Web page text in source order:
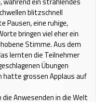
blitzschnell
Pausen, eine ruhige,
bringen viel eher ein
Stimme. Aus dem
lernten die Teilnehmer
Übungen
hatte grossen Applaus auf
Anwesenden in die Welt